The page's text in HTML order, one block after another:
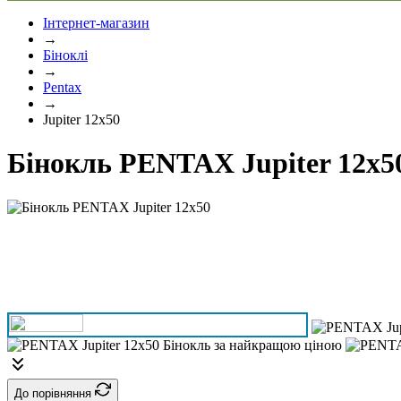
Інтернет-магазин
→
Біноклі
→
Pentax
→
Jupiter 12x50
Бінокль PENTAX Jupiter
До порівняння